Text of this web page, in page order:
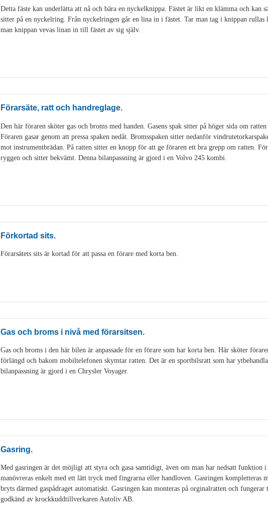
Detta fäste kan underlätta att nå och bära en nyckelknippa. Fästet är likt en klämma och
sitter på en nyckelring. Från nyckelringen går en lina in i fästet. Tar man tag i knippan
man knippan vevas linan in till fästet av sig själv.
Förarsäte, ratt och handreglage.
Den här föraren sköter gas och broms med handen. Gasens spak sitter på höger sida om
Föraren gasar genom att pressa spaken nedåt. Bromsspaken sitter nedanför
mot instrumentbrädan. På ratten sitter en knopp för att ge föraren ett bra grepp om ratten.
ryggen och sitter bekvämt. Denna bilanpassning är gjord i en Volvo 245 kombi.
Förkortad sits.
Förarsätets sits är kortad för att passa en förare med korta ben.
Gas och broms i nivå med förarsitsen.
Gas och broms i den här bilen är anpassade för en förare som har korta ben. Här sköter
förlängd och bakom mobiltelefonen skymtar ratten. Det är en sportbilsratt som har
bilanpassning är gjord i en Chrysler Voyager.
Gasring.
Med gasringen är det möjligt att styra och gasa samtidigt, även om man har nedsatt funktion
manövreras enkelt med ett lätt tryck med fingrarna eller handloven. Gasringen kompletteras
bryts därmed gaspådraget automatiskt. Gasringen kan monteras på orginalratten och
godkänd av krockkuddtillverkaren Autoliv AB.